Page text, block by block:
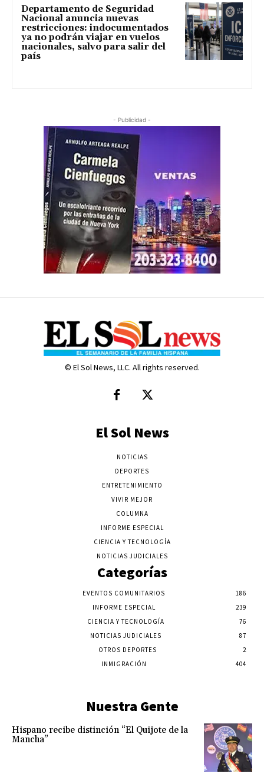
Departamento de Seguridad
Nacional anuncia nuevas
restricciones: indocumentados
ya no podrán viajar en vuelos
nacionales, salvo para salir del
país
- Publicidad -
© El Sol News, LLC. All rights reserved.
El Sol News
NOTICIAS
DEPORTES
ENTRETENIMIENTO
VIVIR MEJOR
COLUMNA
INFORME ESPECIAL
CIENCIA Y TECNOLOGÍA
NOTICIAS JUDICIALES
Categorías
EVENTOS COMUNITARIOS
186
INFORME ESPECIAL
239
CIENCIA Y TECNOLOGÍA
76
NOTICIAS JUDICIALES
87
OTROS DEPORTES
2
INMIGRACIÓN
404
Nuestra Gente
Hispano recibe distinción “El Quijote de la
Mancha”